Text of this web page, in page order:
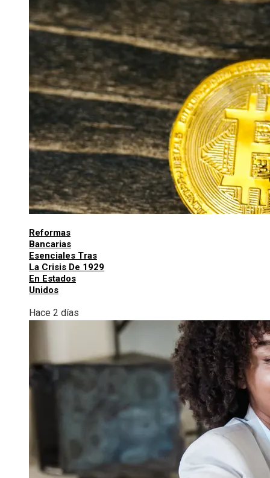
Reformas
Bancarias
Esenciales Tras
La Crisis De 1929
En Estados
Unidos
Hace 2 días